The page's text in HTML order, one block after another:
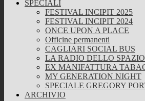
SPECIALI
FESTIVAL INCIPIT 2025
FESTIVAL INCIPIT 2024
ONCE UPON A PLACE
Officine permanenti
CAGLIARI SOCIAL BUS
LA RADIO DELLO SPAZIO
EX MANIFATTURA
MY GENERATION NIGHT
SPECIALE GREGORY
ARCHIVIO